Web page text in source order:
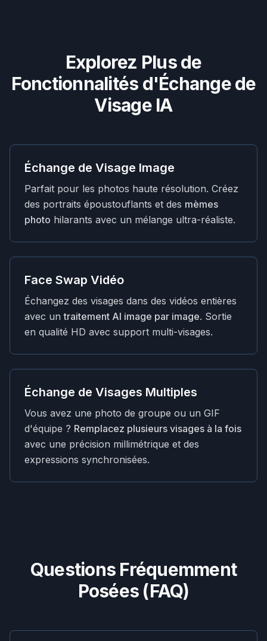
Explorez Plus de
Fonctionnalités d'Échange de
Visage IA
Échange de Visage Image
Parfait pour les photos haute résolution. Créez
des portraits époustouflants et des mèmes
photo hilarants avec un mélange ultra-réaliste.
Face Swap Vidéo
Échangez des visages dans des vidéos entières
avec untraitement AI image par image. Sortie
en qualité HD avec support multi-visages.
Échange de Visages Multiples
Vous avez une photo de groupe ou un GIF
d'équipe ? Remplacez plusieurs visages à la fois
avec une précision millimétrique et des
expressions synchronisées.
Questions Fréquemment
Posées (FAQ)